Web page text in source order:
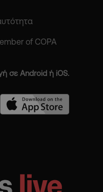
of COPA
σε Android ή iOS.